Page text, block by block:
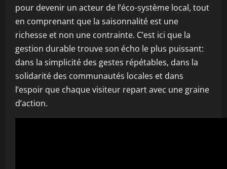
pour devenir un acteur de l’éco-système local, tout
en comprenant que la saisonnalité est une
richesse et non une contrainte. C’est ici que la
gestion durable trouve son écho le plus puissant:
dans la simplicité des gestes répétables, dans la
solidarité des communautés locales et dans
l’espoir que chaque visiteur repart avec une graine
d’action.